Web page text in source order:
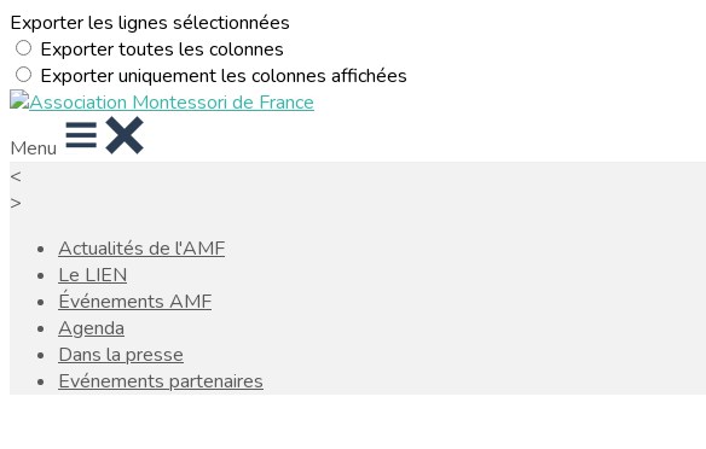
Exporter les lignes sélectionnées
Exporter toutes les colonnes
Exporter uniquement les colonnes affichées
Menu
<
>
Actualités de l'AMF
Le LIEN
Événements AMF
Agenda
Dans la presse
Evénements partenaires